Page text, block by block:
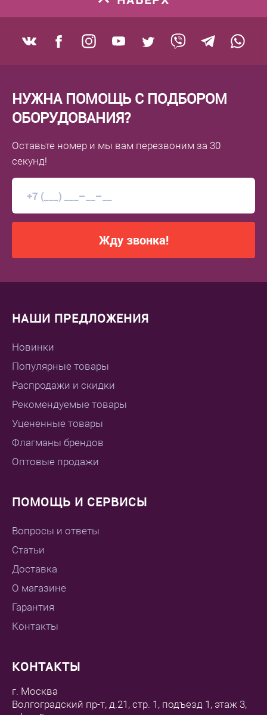
НУЖНА ПОМОЩЬ С ПОДБОРОМ
ОБОРУДОВАНИЯ?
Оставьте номер и мы вам перезвоним за 30
секунд!
Жду звонка!
НАШИ ПРЕДЛОЖЕНИЯ
Новинки
Популярные товары
Распродажи и скидки
Рекомендуемые товары
Уцененные товары
Флагманы брендов
Оптовые продажи
ПОМОЩЬ И СЕРВИСЫ
Вопросы и ответы
Статьи
Доставка
О магазине
Гарантия
Контакты
КОНТАКТЫ
г. Москва
Волгоградский пр-т, д.21, стр. 1, подъезд 1, этаж 3,